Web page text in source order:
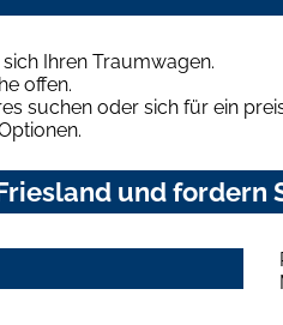
Ihren Traumwagen.
offen.
suchen oder sich für ein
und fordern